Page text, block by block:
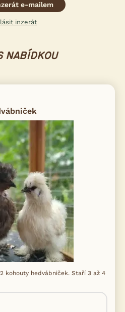
e-mailem
inzerát
NABÍDKOU
kohouty hedvábniček. Staří 3 až 4